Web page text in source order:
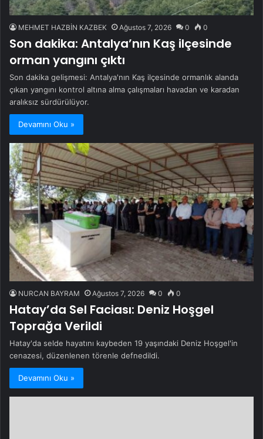
MEHMET HAZBİN KAZBEK Ağustos 7, 2026 0 0
Son dakika: Antalya’nın Kaş ilçesinde
orman yangını çıktı
Son dakika gelişmesi: Antalya'nın Kaş ilçesinde ormanlık alanda
çıkan yangını kontrol altına alma çalışmaları havadan ve karadan
aralıksız sürdürülüyor.
Devamını Oku »
NURCAN BAYRAM Ağustos 7, 2026 0 0
Hatay’da Sel Faciası: Deniz Hoşgel
Toprağa Verildi
Hatay'da selde hayatını kaybeden 19 yaşındaki Deniz Hoşgel'in
cenazesi, düzenlenen törenle defnedildi.
Devamını Oku »